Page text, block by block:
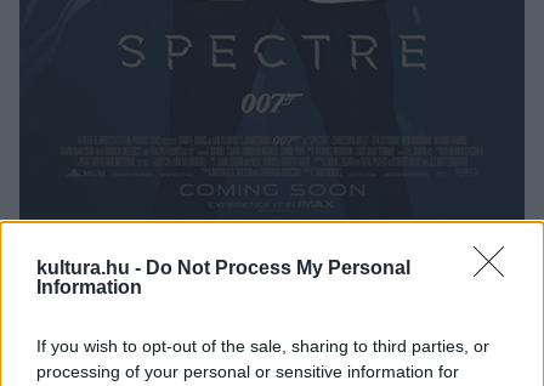
kultura.hu - Do Not Process My Personal
Information
If you wish to opt-out of the sale, sharing to third parties, or
processing of your personal or sensitive information for
A James Bond: Spectre ? A Fantom visszatér című
Fotó: imdb.com